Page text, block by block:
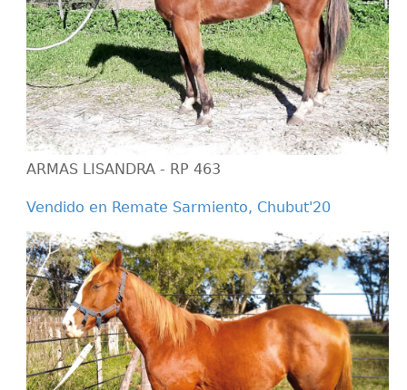
ARMAS LISANDRA - RP 463
Vendido en Remate Sarmiento, Chubut'20